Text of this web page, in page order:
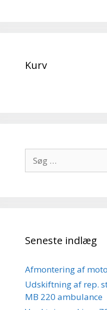
Kurv
efter:
Seneste indlæg
Afmontering af
Udskiftning af rep.
MB 220 ambulance